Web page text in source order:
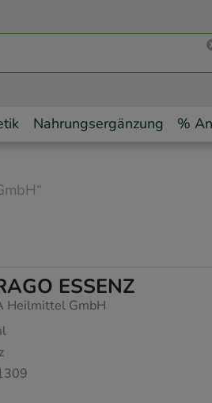
Nahrungsergänzung %
“
ESSENZ
Heilmittel GmbH